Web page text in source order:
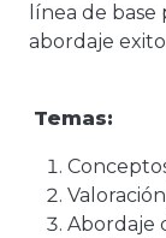
línea de
abordaje
Temas:
Abordaje